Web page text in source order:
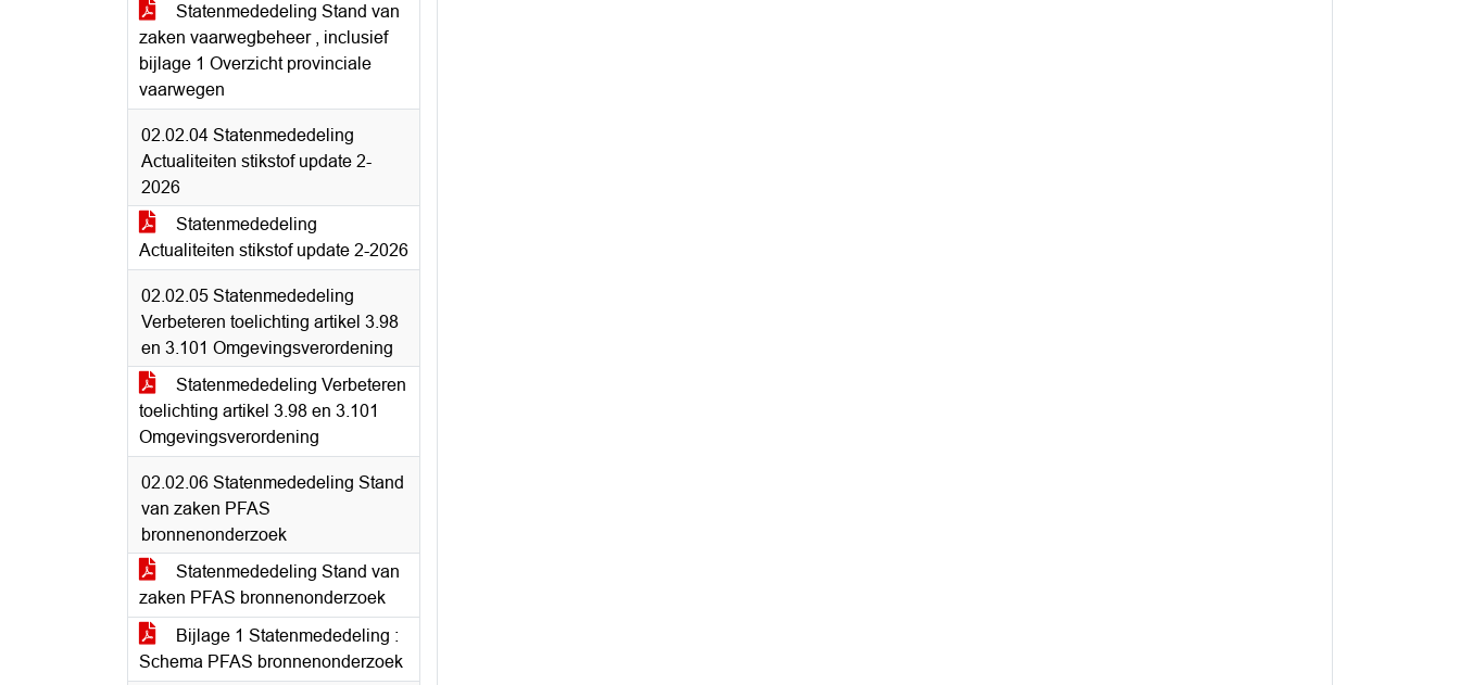
Statenmededeling Stand van
zaken vaarwegbeheer , inclusief
bijlage 1 Overzicht provinciale
vaarwegen
02.02.04 Statenmededeling
Actualiteiten stikstof update 2-
2026
Statenmededeling
Actualiteiten stikstof update 2-2026
02.02.05 Statenmededeling
Verbeteren toelichting artikel 3.98
en 3.101 Omgevingsverordening
Statenmededeling Verbeteren
toelichting artikel 3.98 en 3.101
Omgevingsverordening
02.02.06 Statenmededeling Stand
van zaken PFAS
bronnenonderzoek
Statenmededeling Stand van
zaken PFAS bronnenonderzoek
Bijlage 1 Statenmededeling :
Schema PFAS bronnenonderzoek